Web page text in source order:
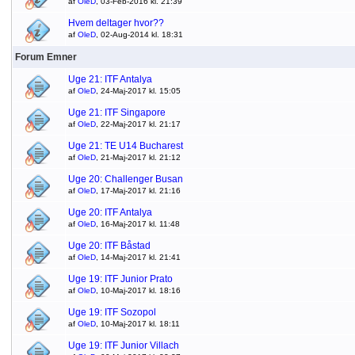
Hvem deltager hvor??
af OleD, 02-Aug-2014 kl. 18:31
Forum Emner
Uge 21: ITF Antalya
af OleD, 24-Maj-2017 kl. 15:05
Uge 21: ITF Singapore
af OleD, 22-Maj-2017 kl. 21:17
Uge 21: TE U14 Bucharest
af OleD, 21-Maj-2017 kl. 21:12
Uge 20: Challenger Busan
af OleD, 17-Maj-2017 kl. 21:16
Uge 20: ITF Antalya
af OleD, 16-Maj-2017 kl. 11:48
Uge 20: ITF Båstad
af OleD, 14-Maj-2017 kl. 21:41
Uge 19: ITF Junior Prato
af OleD, 10-Maj-2017 kl. 18:16
Uge 19: ITF Sozopol
af OleD, 10-Maj-2017 kl. 18:11
Uge 19: ITF Junior Villach